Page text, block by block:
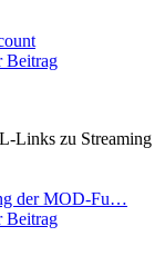
Beitrag
Links zu Streaming
der MOD-Fu…
Beitrag